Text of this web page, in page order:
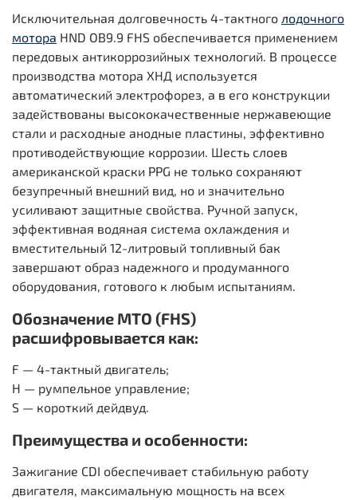
Исключительная долговечность 4-тактного лодочного
мотора HND OB9.9 FHS обеспечивается применением
передовых антикоррозийных технологий. В процессе
производства мотора ХНД используется
автоматический электрофорез, а в его конструкции
задействованы высококачественные нержавеющие
стали и расходные анодные пластины, эффективно
противодействующие коррозии. Шесть слоев
американской краски PPG не только сохраняют
безупречный внешний вид, но и значительно
усиливают защитные свойства. Ручной запуск,
эффективная водяная система охлаждения и
вместительный 12-литровый топливный бак
завершают образ надежного и продуманного
оборудования, готового к любым испытаниям.
Обозначение МТО (FHS)
расшифровывается как:
F — 4-тактный двигатель;
H — румпельное управление;
S — короткий дейдвуд.
Преимущества и особенности:
Зажигание CDI обеспечивает стабильную работу
двигателя, максимальную мощность на всех